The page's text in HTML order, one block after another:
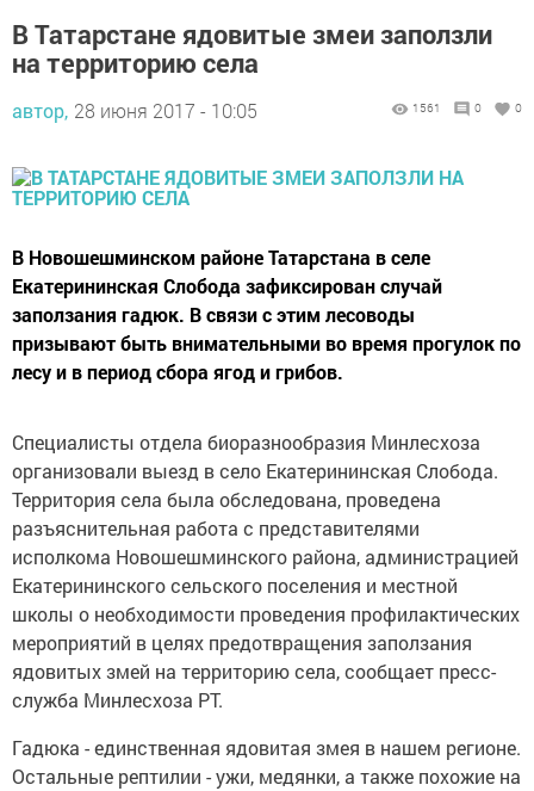
В Татарстане ядовитые змеи заползли
на территорию села
автор, 28 июня 2017 - 10:05 1561 0 0
В Новошешминском районе Татарстана в селе
Екатерининская Слобода зафиксирован случай
заползания гадюк. В связи с этим лесоводы
призывают быть внимательными во время прогулок по
лесу и в период сбора ягод и грибов.
Специалисты отдела биоразнообразия Минлесхоза
организовали выезд в село Екатерининская Слобода.
Территория села была обследована, проведена
разъяснительная работа с представителями
исполкома Новошешминского района, администрацией
Екатерининского сельского поселения и местной
школы о необходимости проведения профилактических
мероприятий в целях предотвращения заползания
ядовитых змей на территорию села, сообщает пресс-
служба Минлесхоза РТ.
Гадюка - единственная ядовитая змея в нашем регионе.
Остальные рептилии - ужи, медянки, а также похожие на